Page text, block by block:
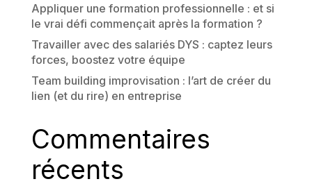
Appliquer une formation professionnelle : et si
le vrai défi commençait après la formation ?
Travailler avec des salariés DYS : captez leurs
forces, boostez votre équipe
Team building improvisation : l’art de créer du
lien (et du rire) en entreprise
Commentaires
récents